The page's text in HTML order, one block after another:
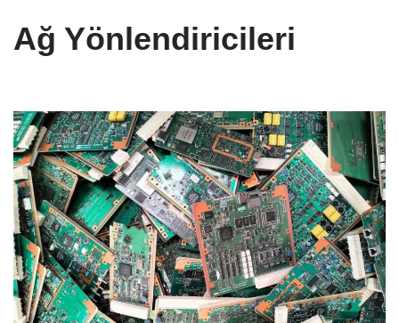
Ağ Yönlendiricileri